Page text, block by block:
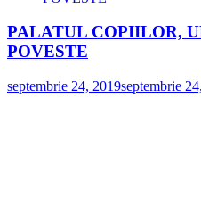
PALATUL COPIILOR,
POVESTE
septembrie 24, 2019septembrie